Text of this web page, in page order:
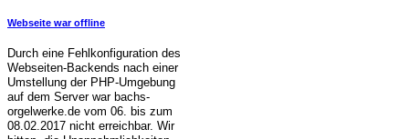
Webseite war offline
Durch eine Fehlkonfiguration des
Webseiten-Backends nach einer
Umstellung der PHP-Umgebung
auf dem Server war bachs-
orgelwerke.de vom 06. bis zum
08.02.2017 nicht erreichbar. Wir